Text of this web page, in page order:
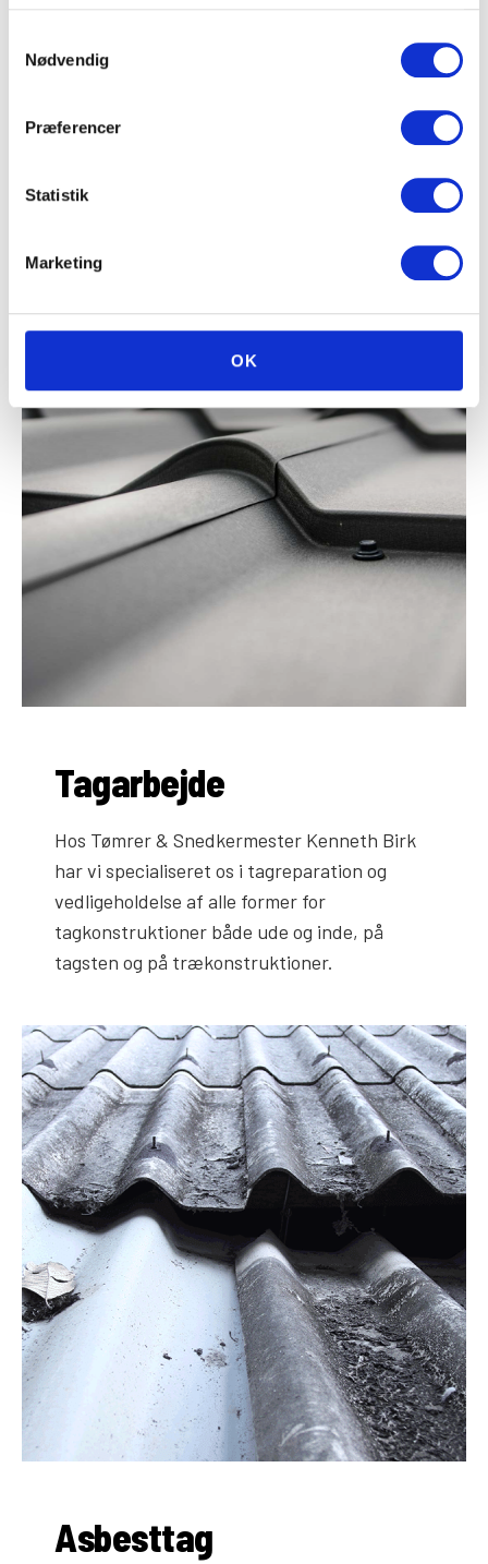
Nødvendig
Præferencer
Statistik
Marketing
OK
Tagarbejde
Hos Tømrer & Snedkermester Kenneth Birk
har vi specialiseret os i tagreparation og
vedligeholdelse af alle former for
tagkonstruktioner både ude og inde, på
tagsten og på trækonstruktioner.
Asbesttag